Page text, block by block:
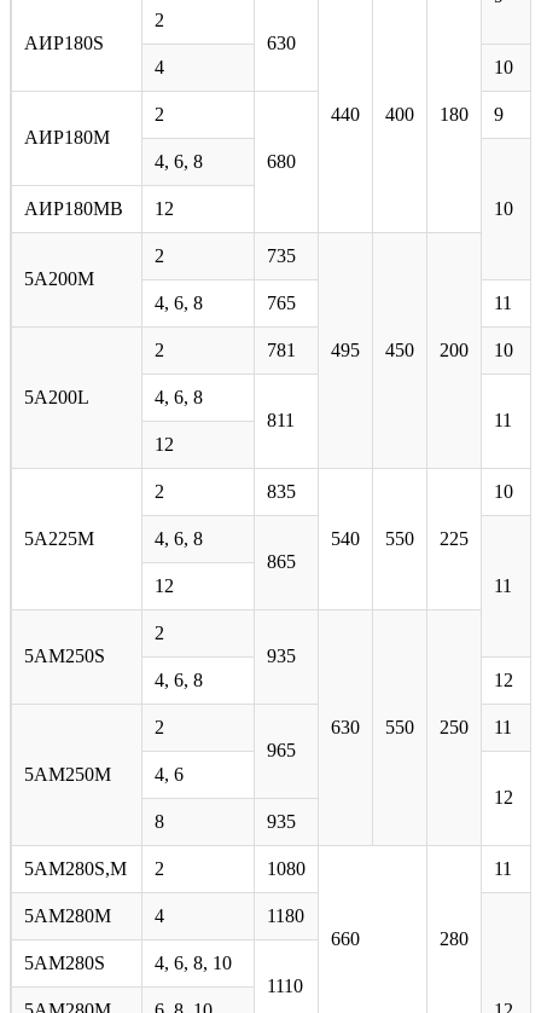
АИР180S
2
630
440 400 180
4 10
АИР180М
2
680
9
4, 6, 8
10
АИР180МВ 12
5А200М
2 735
495 450 200
4, 6, 8 765 11
5A200L
2 781 10
4, 6, 8
811
11
12
5А225М
2 835
540 550 225
10
4, 6, 8
865
11
12
5AM250S
2
935
630 550 250
4, 6, 8 12
5АМ250М
2
965
11
4, 6
12
8
935
5AM280S,М 2 1080
660 280
11
5АМ280М 4 1180
5AM280S
4, 6, 8, 10
1110